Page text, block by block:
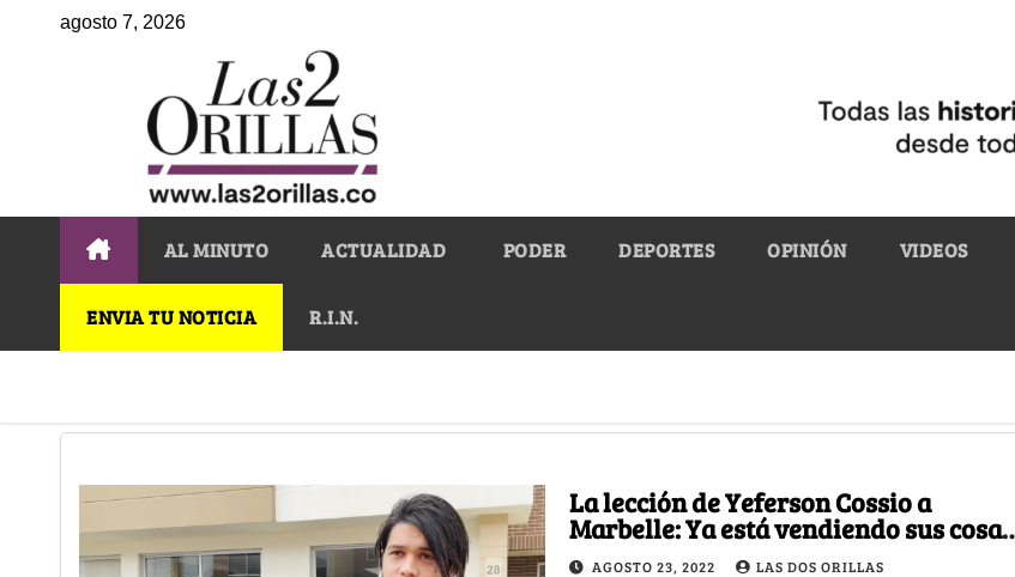
agosto 7, 2026
AL MINUTO ACTUALIDAD PODER DEPORTES OPINIÓN VIDEOS
ENVIA TU NOTICIA R.I.N.
La lección de Yeferson Cossio a
Marbelle: Ya está vendiendo sus cosas
para irse del país
AGOSTO 23, 2022 LAS DOS ORILLAS